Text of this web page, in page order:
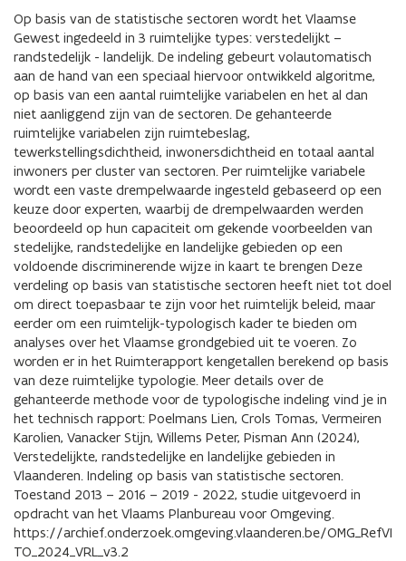
Op basis van de statistische sectoren wordt het Vlaamse
Gewest ingedeeld in 3 ruimtelijke types: verstedelijkt –
randstedelijk - landelijk. De indeling gebeurt volautomatisch
aan de hand van een speciaal hiervoor ontwikkeld algoritme,
op basis van een aantal ruimtelijke variabelen en het al dan
niet aanliggend zijn van de sectoren. De gehanteerde
ruimtelijke variabelen zijn ruimtebeslag,
tewerkstellingsdichtheid, inwonersdichtheid en totaal aantal
inwoners per cluster van sectoren. Per ruimtelijke variabele
wordt een vaste drempelwaarde ingesteld gebaseerd op een
keuze door experten, waarbij de drempelwaarden werden
beoordeeld op hun capaciteit om gekende voorbeelden van
stedelijke, randstedelijke en landelijke gebieden op een
voldoende discriminerende wijze in kaart te brengen Deze
verdeling op basis van statistische sectoren heeft niet tot doel
om direct toepasbaar te zijn voor het ruimtelijk beleid, maar
eerder om een ruimtelijk-typologisch kader te bieden om
analyses over het Vlaamse grondgebied uit te voeren. Zo
worden er in het Ruimterapport kengetallen berekend op basis
van deze ruimtelijke typologie. Meer details over de
gehanteerde methode voor de typologische indeling vind je in
het technisch rapport: Poelmans Lien, Crols Tomas, Vermeiren
Karolien, Vanacker Stijn, Willems Peter, Pisman Ann (2024),
Verstedelijkte, randstedelijke en landelijke gebieden in
Vlaanderen. Indeling op basis van statistische sectoren.
Toestand 2013 – 2016 – 2019 - 2022, studie uitgevoerd in
opdracht van het Vlaams Planbureau voor Omgeving.
https://archief.onderzoek.omgeving.vlaanderen.be/OMG_RefVI
TO_2024_VRL_v3.2